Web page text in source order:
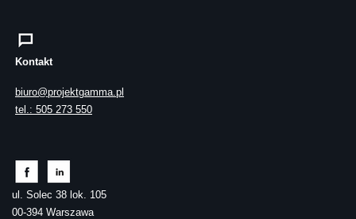
Kontakt
biuro@projektgamma.pl
tel.: 505 273 550
ul. Solec 38 lok. 105
00-394 Warszawa